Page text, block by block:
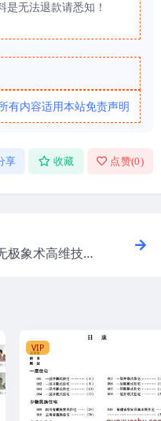
无法退款请悉知！
有内容适用本站免责声明
享 收藏 点赞(0)
极象术高维技法
VIP